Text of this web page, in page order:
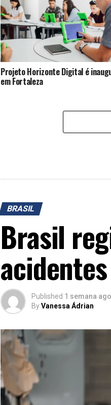
Projeto Horizonte Digital é
em Fortaleza
BRASIL
Brasil
Published 1 semana ago
ByVanessa Ádrian